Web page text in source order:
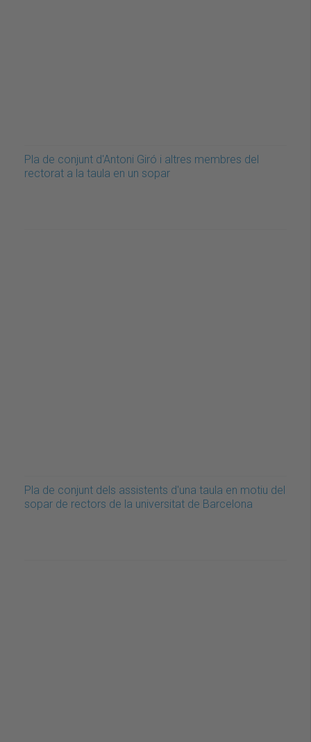
Pla de conjunt d'Antoni Giró i altres membres del
rectorat a la taula en un sopar
Pla de conjunt dels assistents d'una taula en motiu del
sopar de rectors de la universitat de Barcelona